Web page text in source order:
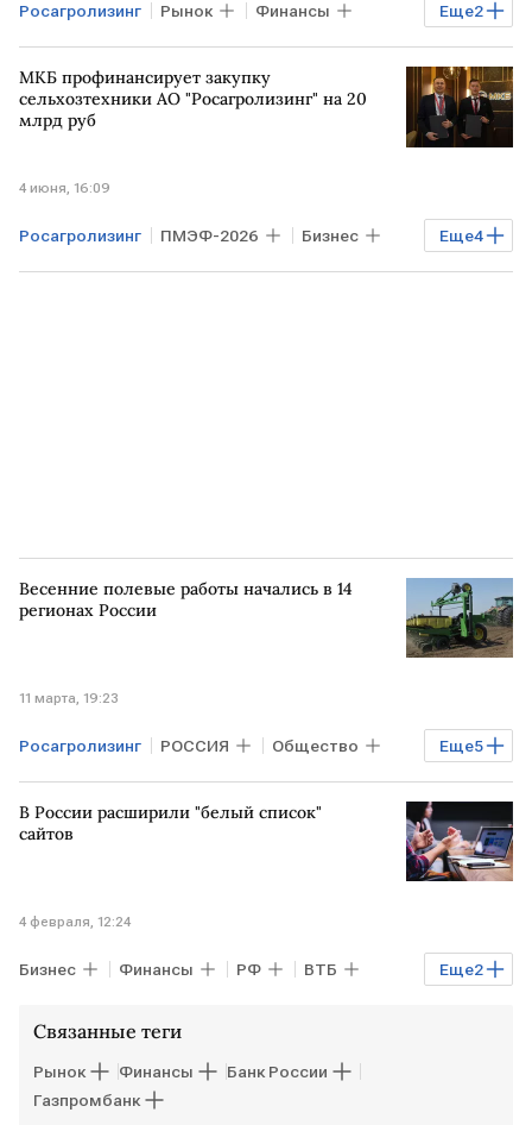
Еще2
Росагролизинг Рынок Финансы
Банк России Газпромбанк
МКБ профинансирует закупку
сельхозтехники АО "Росагролизинг" на 20
млрд руб
4 июня, 16:09
Еще4
Росагролизинг ПМЭФ-2026 Бизнес
РФ МКБ Финансы ПМЭФ
Весенние полевые работы начались в 14
регионах России
11 марта, 19:23
Еще5
Росагролизинг РОССИЯ Общество
РФ Дмитрий Патрушев
Минсельхоз
В России расширили "белый список"
сайтов
4 февраля, 12:24
Еще2
Бизнес Финансы РФ ВТБ
Связанные теги
Рынок Финансы
Банк России
Газпромбанк